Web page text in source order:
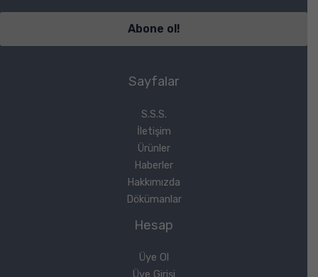
Sayfalar
S.S.S.
İletişim
Ürünler
Haberler
Hakkımızda
Dökümanlar
Hesap
Üye Ol
Üye Girişi